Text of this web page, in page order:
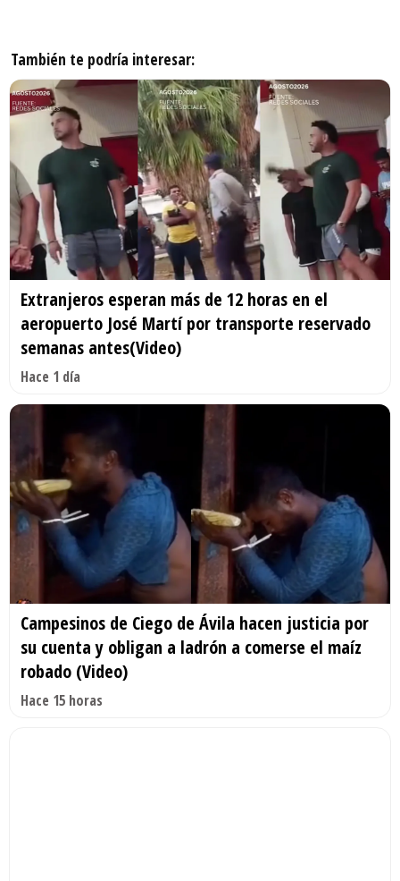
También te podría interesar:
Extranjeros esperan más de 12 horas en el
aeropuerto José Martí por transporte reservado
semanas antes(Video)
Hace 1 día
Campesinos de Ciego de Ávila hacen justicia por
su cuenta y obligan a ladrón a comerse el maíz
robado (Video)
Hace 15 horas